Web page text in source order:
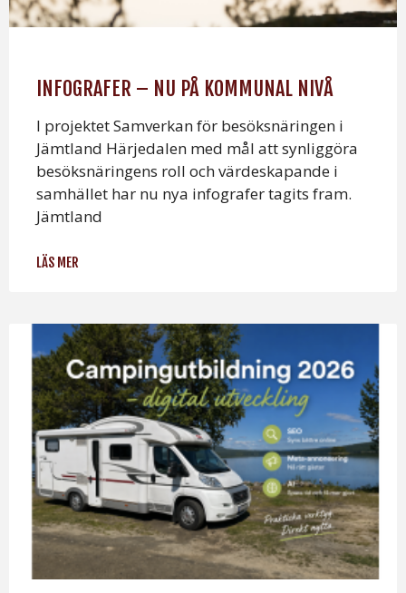
INFOGRAFER – NU PÅ KOMMUNAL NIVÅ
I projektet Samverkan för besöksnäringen i
Jämtland Härjedalen med mål att synliggöra
besöksnäringens roll och värdeskapande i
samhället har nu nya infografer tagits fram.
Jämtland
LÄS MER